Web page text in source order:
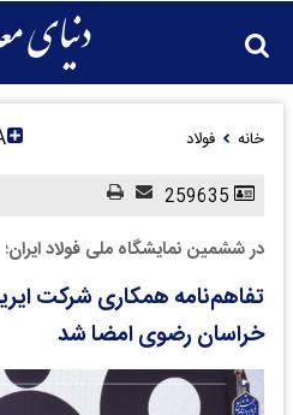
خانه فولاد
در ششمین نمایشگاه ملی فولاد ایران؛
تفاهم‌نامه همکاری شرکت
خراسان رضوی امضا شد